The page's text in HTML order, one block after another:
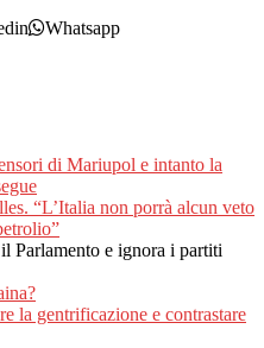
Whatsapp
di Mariupol e intanto la
“L’Italia non porrà alcun veto
Parlamento e ignora i partiti
la gentrificazione e contrastare